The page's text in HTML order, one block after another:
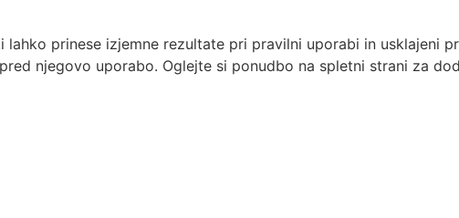
prinese izjemne rezultate pri pravilni uporabi in usklajeni
njegovo uporabo. Oglejte si ponudbo na spletni strani za